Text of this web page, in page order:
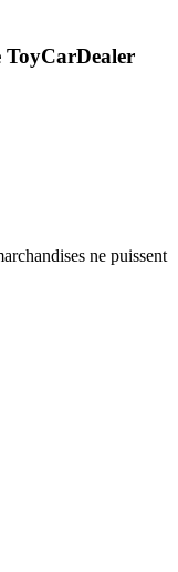
ToyCarDealer
ne puissent